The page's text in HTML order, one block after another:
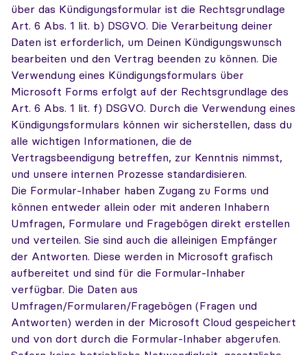
über das Kündigungsformular ist die Rechtsgrundlage
Art. 6 Abs. 1 lit. b) DSGVO. Die Verarbeitung deiner
Daten ist erforderlich, um Deinen Kündigungswunsch
bearbeiten und den Vertrag beenden zu können. Die
Verwendung eines Kündigungsformulars über
Microsoft Forms erfolgt auf der Rechtsgrundlage des
Art. 6 Abs. 1 lit. f) DSGVO. Durch die Verwendung eines
Kündigungsformulars können wir sicherstellen, dass du
alle wichtigen Informationen, die de
Vertragsbeendigung betreffen, zur Kenntnis nimmst,
und unsere internen Prozesse standardisieren.
Die Formular-Inhaber haben Zugang zu Forms und
können entweder allein oder mit anderen Inhabern
Umfragen, Formulare und Fragebögen direkt erstellen
und verteilen. Sie sind auch die alleinigen Empfänger
der Antworten. Diese werden in Microsoft grafisch
aufbereitet und sind für die Formular-Inhaber
verfügbar. Die Daten aus
Umfragen/Formularen/Fragebögen (Fragen und
Antworten) werden in der Microsoft Cloud gespeichert
und von dort durch die Formular-Inhaber abgerufen.